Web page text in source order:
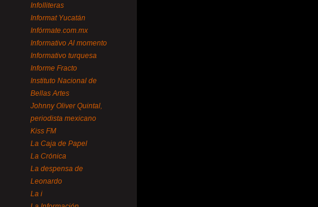
Infolliteras
Informat Yucatán
Infórmate.com.mx
Informativo Al momento
Informativo turquesa
Informe Fracto
Instituto Nacional de
Bellas Artes
Johnny Oliver Quintal,
periodista mexicano
Kiss FM
La Caja de Papel
La Crónica
La despensa de
Leonardo
La i